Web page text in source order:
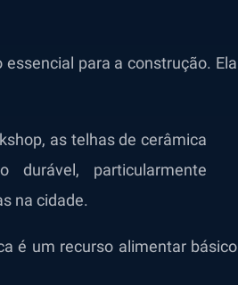
para a construção. Ela
as telhas de cerâmica
particularmente
na cidade.
é um recurso alimentar básico